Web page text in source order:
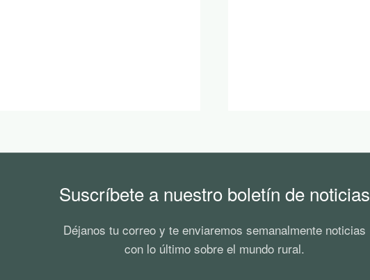
Suscríbete a nuestro boletín de noticias
Déjanos tu correo y te enviaremos semanalmente noticias
con lo último sobre el mundo rural.